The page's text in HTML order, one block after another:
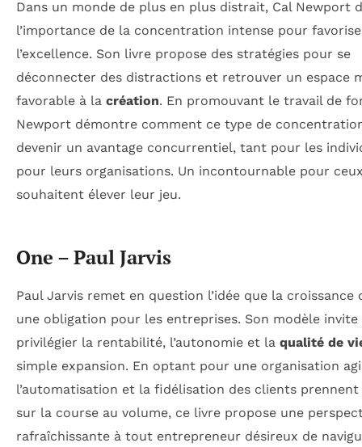
Dans un monde de plus en plus distrait, Cal Newport
l’importance de la concentration intense pour
l’excellence. Son livre propose des stratégies pour se
déconnecter des distractions et retrouver un espace
favorable à la création. En promouvant le travail de
Newport démontre comment ce type de
devenir un avantage concurrentiel, tant pour les
pour leurs organisations. Un incontournable pour
souhaitent élever leur jeu.
One – Paul Jarvis
Paul Jarvis remet en question l’idée que la croissance
une obligation pour les entreprises. Son modèle invite
privilégier la rentabilité, l’autonomie et la qualité de
simple expansion. En optant pour une organisation
l’automatisation et la fidélisation des clients prennent
sur la course au volume, ce livre propose une
rafraîchissante à tout entrepreneur désireux de